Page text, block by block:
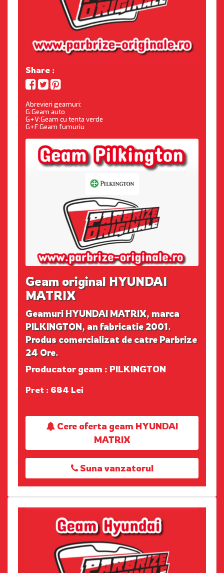
Share :
Abrevieri geamuri:
G:Geam auto
G+V:Geam cu tenta verde
G+F:Geam fumuriu
Geam original HYUNDAI
MATRIX
Geamuri HYUNDAI MATRIX, marca
PILKINGTON, an fabricatie 2001.
Produs comercializat de catre Parbrize
24 Ore.
Producator geam : PILKINGTON
Pret : 684 Lei
Cere oferta geam HYUNDAI
MATRIX
Suna vanzatorul